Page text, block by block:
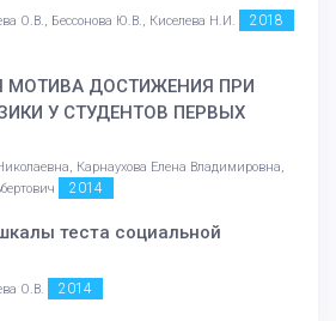
О.В., Бессонова Ю.В., Киселева Н.И.
2018
МОТИВА ДОСТИЖЕНИЯ ПРИ
У СТУДЕНТОВ ПЕРВЫХ
Карнаухова Елена Владимировна,
2014
теста социальной
О.В. 2014